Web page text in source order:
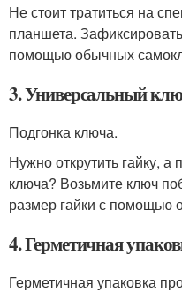
Не стоит тратиться на
планшета.
помощью обычных
3. Универсальный
Подгонка ключа.
Нужно открутить гайку,
ключа? Возьмите ключ
размер гайки с помощью
4. Герметичная
Герметичная упаковка